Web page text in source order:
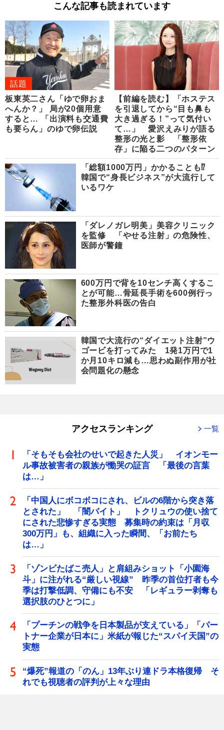
こんな記事も読まれています
話題
板東英二さん「ゆで卵おま
へんか？」 局が20個用意
すると… 「出演料も交通費
も要らん」のゆで卵伝説
【前編を読む】「ホステス
を引退してから“目も鼻も
大き過ぎる！”って気付い
て…」 愛沢えみりが語る
整形の光と影 「整形依
存」に陥る二つのパターン
「総額1000万円」かかることも⁉
韓国で“身長ビジネス”が大流行して
いるワケ
「ダレノガレ明美」美容クリニック
を監修 「やせる注射」の危険性、
医師が警鐘
600万円で背を10センチ高くするこ
とが可能…骨延長手術を600例行っ
た整形外科医の告白
韓国で大流行の“ダイエット注射”ウ
ゴービを打ってみた 1発1万円で1
か月10キロ減も…思わぬ副作用が社
会問題化の懸念
アクセスランキング 一覧
「そもそも会社のせいで起きた人災」 イオンモー
ル事故被害者の親族が慟哭の証言 「最後の言葉
は…」
「中国人にボコボコにされ、ビルの6階から突き落
とされた」 「闇バイト」 トクリュウの使い捨て
にされた悲惨すぎる実態 募集時の約束は「月収
300万円」も、組織に入った瞬間、「お前たち
は…」
「ゾンビたばこ売人」と肩組みショット「小園海
斗」に注がれる“厳しい視線” 昨季の首位打者も今
季は打撃低調、守備にも不安 「レギュラー剥奪も
選択肢のひとつに」
「プーチンの戦争を日本製品が支えている」「パー
トナー企業が日本に」米紙が報じた“スパイ天国”の
実態
“爆死”報道の「のん」13年ぶり連ドラ本格復帰 そ
れでも視聴者の評判が上々な理由